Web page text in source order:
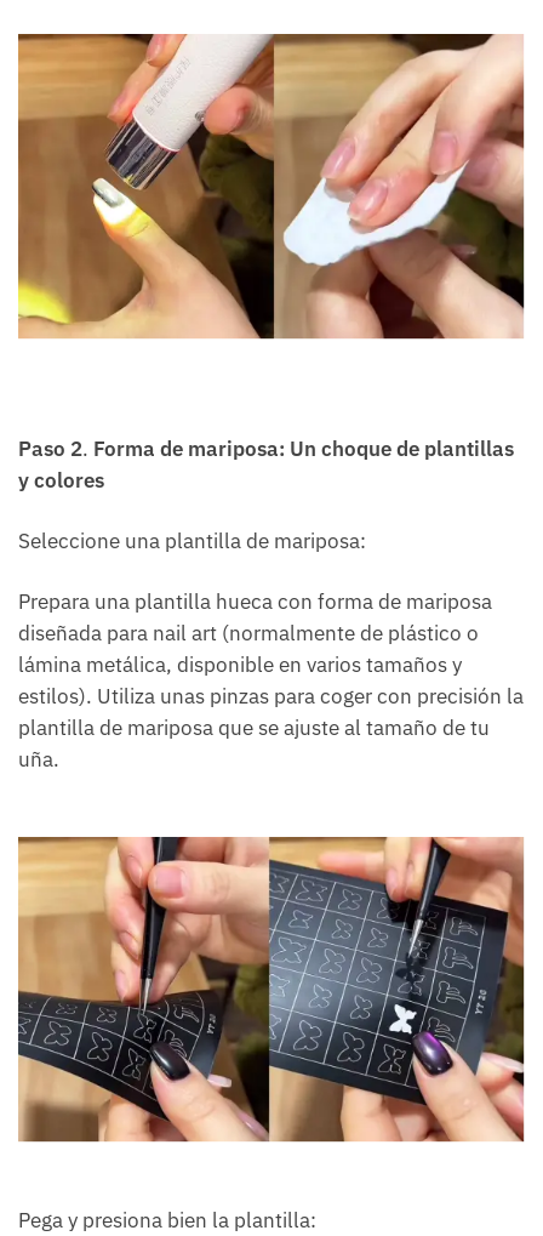
Paso 2. Forma de mariposa: Un choque de plantillas
y colores
Seleccione una plantilla de mariposa:
Prepara una plantilla hueca con forma de mariposa
diseñada para nail art (normalmente de plástico o
lámina metálica, disponible en varios tamaños y
estilos). Utiliza unas pinzas para coger con precisión la
plantilla de mariposa que se ajuste al tamaño de tu
uña.
Pega y presiona bien la plantilla: